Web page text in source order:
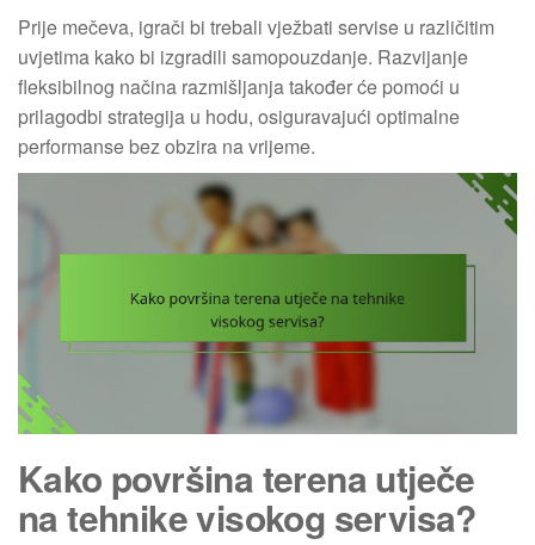
Prije mečeva, igrači bi trebali vježbati servise u različitim
uvjetima kako bi izgradili samopouzdanje. Razvijanje
fleksibilnog načina razmišljanja također će pomoći u
prilagodbi strategija u hodu, osiguravajući optimalne
performanse bez obzira na vrijeme.
Kako površina terena utječe
na tehnike visokog servisa?